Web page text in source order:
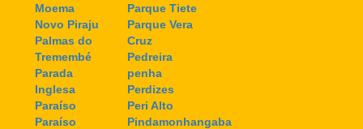
Moema
Novo Piraju
Palmas do
Tremembé
Parada
Inglesa
Paraíso
Paraíso
Parque Tiete
Parque Vera
Cruz
Pedreira
penha
Perdizes
Peri Alto
Pindamonhangaba